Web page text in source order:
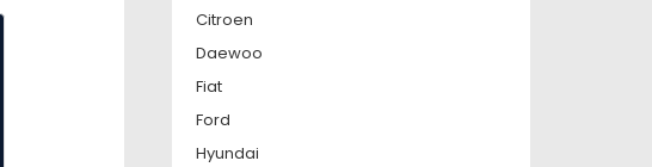
Citroen
Daewoo
Fiat
Ford
Hyundai